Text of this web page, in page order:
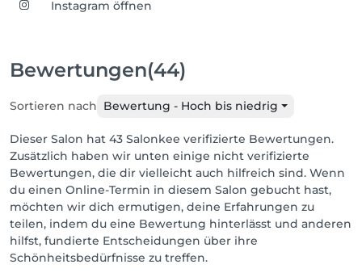
Instagram öffnen
Bewertungen(44)
Sortieren nach Bewertung - Hoch bis niedrig
Dieser Salon hat 43 Salonkee verifizierte Bewertungen.
Zusätzlich haben wir unten einige nicht verifizierte
Bewertungen, die dir vielleicht auch hilfreich sind. Wenn
du einen Online-Termin in diesem Salon gebucht hast,
möchten wir dich ermutigen, deine Erfahrungen zu
teilen, indem du eine Bewertung hinterlässt und anderen
hilfst, fundierte Entscheidungen über ihre
Schönheitsbedürfnisse zu treffen.